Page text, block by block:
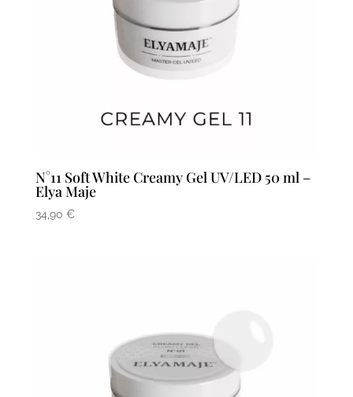
N°11 Soft White Creamy Gel UV/LED 50 ml –
Elya Maje
34,90 €